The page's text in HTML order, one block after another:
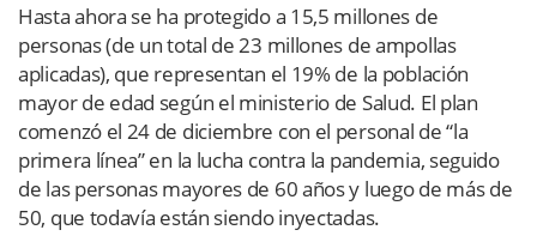
Hasta ahora se ha protegido a 15,5 millones de
personas (de un total de 23 millones de ampollas
aplicadas), que representan el 19% de la población
mayor de edad según el ministerio de Salud. El plan
comenzó el 24 de diciembre con el personal de “la
primera línea” en la lucha contra la pandemia, seguido
de las personas mayores de 60 años y luego de más de
50, que todavía están siendo inyectadas.